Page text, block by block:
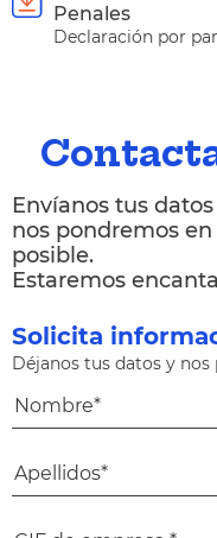
Penales
Declaración por
Envíanos tus
nos pondremos
posible.
Estaremos
Solicita
Déjanos tus datos y